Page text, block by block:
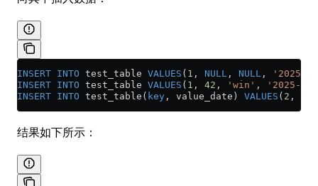
INSERT INTO test_table VALUES ( 1 , NULL , NULL ,
'2025-
INSERT INTO test_table VALUES ( 1 , 42 , 'win' ,
'2025-
INSERT INTO test_table( key , value_date) VALUES ( 2 ,
结果如下所示：